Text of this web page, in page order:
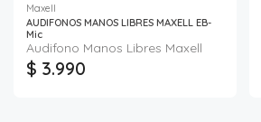
Maxell
AUDIFONOS MANOS LIBRES MAXELL EB-
Mic
Audifono Manos Libres Maxell
$ 3.990